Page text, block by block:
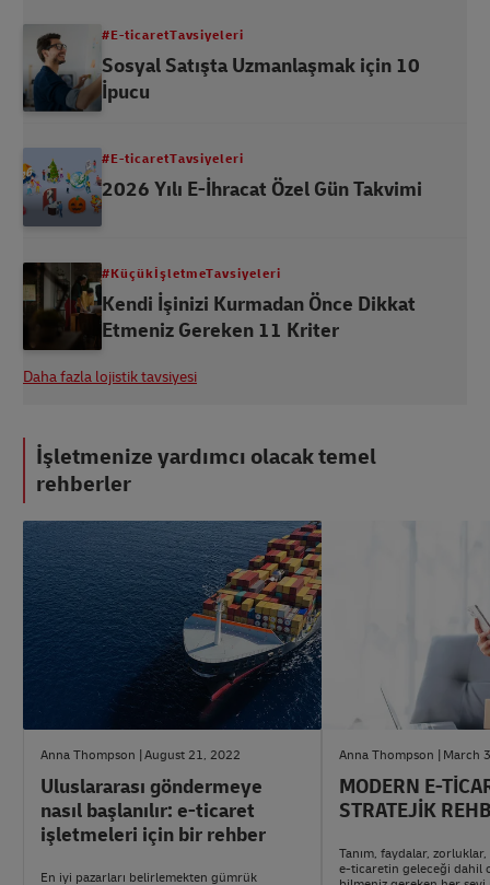
#E-ticaretTavsiyeleri
Sosyal Satışta Uzmanlaşmak için 10
İpucu
#E-ticaretTavsiyeleri
2026 Yılı E-İhracat Özel Gün Takvimi
#KüçükİşletmeTavsiyeleri
Kendi İşinizi Kurmadan Önce Dikkat
Etmeniz Gereken 11 Kriter
Daha fazla lojistik tavsiyesi
İşletmenize yardımcı olacak temel
rehberler
Anna Thompson August 21, 2022
Uluslararası göndermeye
nasıl başlanılır: e-ticaret
işletmeleri için bir rehber
En iyi pazarları belirlemekten gümrük
Anna Thompson March
MODERN E-
STRATEJİK
Tanım, faydalar,
e-ticaretin geleceği dahil